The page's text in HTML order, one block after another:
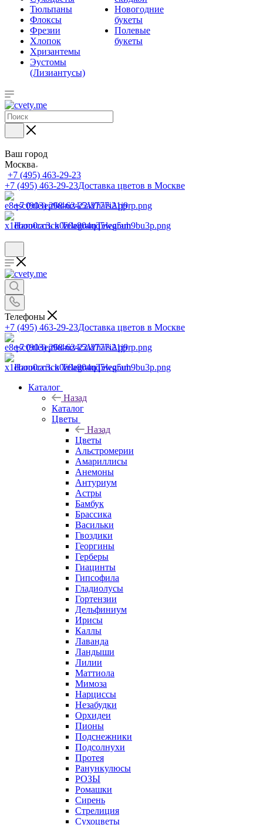
Тюльпаны
Флоксы
Фрезии
Хлопок
Хризантемы
Эустомы
(Лизиантусы)
Новогодние
букеты
Полевые
букеты
Ваш город
Москва
+7 (495) 463-29-23
+7 (495) 463-29-23Доставка цветов в Москве
+7 (903) 268-62-22WhatsApp
Написать в TelegramTelegram
Телефоны
+7 (495) 463-29-23Доставка цветов в Москве
+7 (903) 268-62-22WhatsApp
Написать в TelegramTelegram
Каталог
Назад
Каталог
Цветы
Назад
Цветы
Альстромерии
Амариллисы
Анемоны
Антуриум
Астры
Бамбук
Брассика
Васильки
Гвоздики
Георгины
Герберы
Гиацинты
Гипсофила
Гладиолусы
Гортензии
Дельфиниум
Ирисы
Каллы
Лаванда
Ландыши
Лилии
Маттиола
Мимоза
Нарциссы
Незабудки
Орхидеи
Пионы
Подснежники
Подсолнухи
Протея
Ранункулюсы
РОЗЫ
Ромашки
Сирень
Стрелиция
Сухоцветы